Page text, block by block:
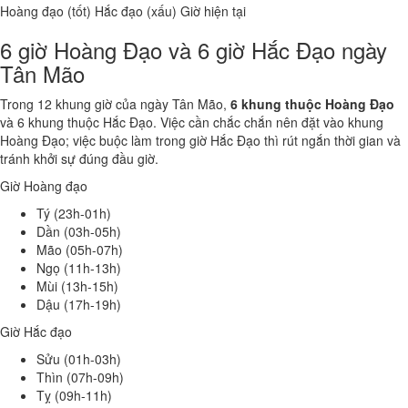
Hoàng đạo (tốt) Hắc đạo (xấu) Giờ hiện tại
6 giờ Hoàng Đạo và 6 giờ Hắc Đạo ngày
Tân Mão
Trong 12 khung giờ của ngày Tân Mão, 6 khung thuộc Hoàng Đạo
và 6 khung thuộc Hắc Đạo. Việc cần chắc chắn nên đặt vào khung
Hoàng Đạo; việc buộc làm trong giờ Hắc Đạo thì rút ngắn thời gian và
tránh khởi sự đúng đầu giờ.
Giờ Hoàng đạo
Tý (23h-01h)
Dần (03h-05h)
Mão (05h-07h)
Ngọ (11h-13h)
Mùi (13h-15h)
Dậu (17h-19h)
Giờ Hắc đạo
Sửu (01h-03h)
Thìn (07h-09h)
Tỵ (09h-11h)